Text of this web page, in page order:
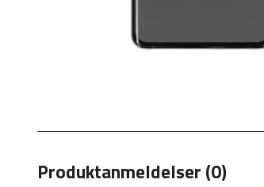
Produktanmeldelser (0)